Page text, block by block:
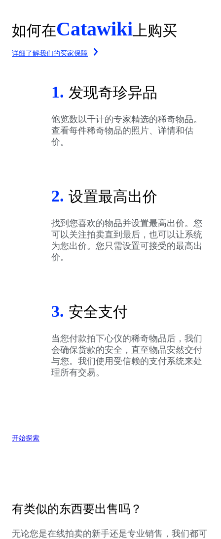
如何在Catawiki 上购买
详细了解我们的买家保障
1. 发现奇珍异品
饱览数以千计的专家精选的稀奇物品。
查看每件稀奇物品的照片、详情和估
价。
2. 设置最高出价
找到您喜欢的物品并设置最高出价。您
可以关注拍卖直到最后，也可以让系统
为您出价。您只需设置可接受的最高出
价。
3. 安全支付
当您付款拍下心仪的稀奇物品后，我们
会确保货款的安全，直至物品安然交付
与您。我们使用受信赖的支付系统来处
理所有交易。
开始探索
有类似的东西要出售吗？
无论您是在线拍卖的新手还是专业销售，我们都可